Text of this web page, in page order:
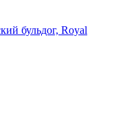
бульдог, Royal